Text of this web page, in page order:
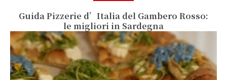
Guida Pizzerie d’Italia del Gambero Rosso:
le migliori in Sardegna